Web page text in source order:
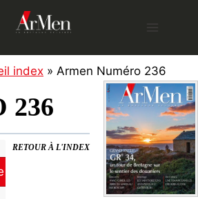
index » Armen Numéro 236
236
RETOUR À L'INDEX
la revue ?